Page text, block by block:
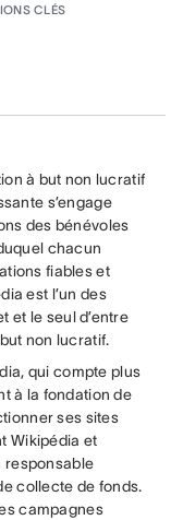
CLÉS
à but non lucratif
s’engage
des bénévoles
chacun
fiables et
est l’un des
et le seul d’entre
non lucratif.
qui compte plus
à la fondation de
ses sites
Wikipédia et
responsable
collecte de fonds.
campagnes